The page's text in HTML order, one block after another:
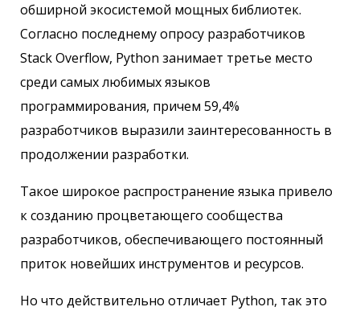
обширной экосистемой мощных библиотек.
Согласно последнему опросу разработчиков
Stack Overflow, Python занимает третье место
среди самых любимых языков
программирования, причем 59,4%
разработчиков выразили заинтересованность в
продолжении разработки.
Такое широкое распространение языка привело
к созданию процветающего сообщества
разработчиков, обеспечивающего постоянный
приток новейших инструментов и ресурсов.
Но что действительно отличает Python, так это